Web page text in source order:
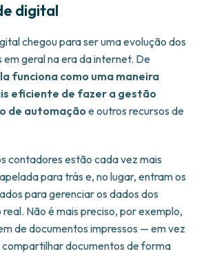
digital
chegou para ser uma evolução dos
geral na era da internet. De
funciona como uma maneira
eficiente de fazer a gestão
de automaçãoe outros recursos de
contadores estão cada vez mais
para trás e, no lugar, entram os
para gerenciar os dados dos
Não é mais preciso, por exemplo,
de documentos impressos — em vez
compartilhar documentos de forma